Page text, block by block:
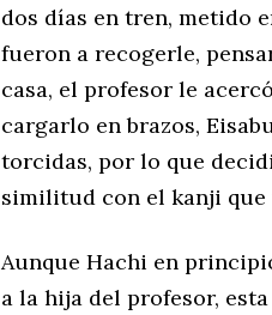
dos días en tren, metido
fueron a recogerle,
casa, el profesor le
cargarlo en brazos,
torcidas, por lo que
similitud con el kanji que
Aunque Hachi en
a la hija del profesor,